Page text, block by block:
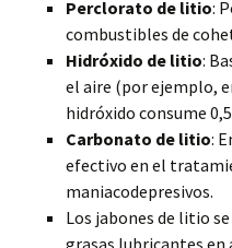
Perclorato de litio:
combustibles de
Hidróxido de litio:
el aire (por ejemplo,
hidróxido consume
Carbonato de litio:
efectivo en el
maniacodepresivos.
Los jabones de litio
grasas lubricantes en